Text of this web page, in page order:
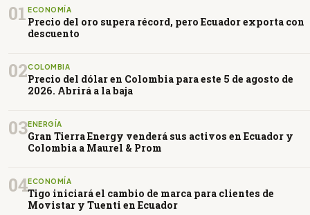
01 ECONOMÍA
Precio del oro supera récord, pero Ecuador exporta con
descuento
02COLOMBIA
Precio del dólar en Colombia para este 5 de agosto de
2026. Abrirá a la baja
03ENERGÍA
Gran Tierra Energy venderá sus activos en Ecuador y
Colombia a Maurel & Prom
04ECONOMÍA
Tigo iniciará el cambio de marca para clientes de
Movistar y Tuenti en Ecuador